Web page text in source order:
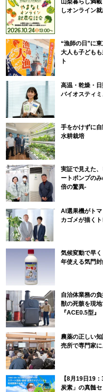
山梨暮らし満
しオンライン
“漁師の日”に
大人も子ども
ト
高温・乾燥・日
バイオスティ
手をかけずに
水耕栽培
実証で見えた
ートポンプの
倍の驚異-
AI選果機がト
カゴメが描く
気候変動で早
年使える気門封
自治体業務の
獣の死骸を現
『ACE0.5型』
農薬の正しい
売所で専門家
【8月19日19
炭素」の真髄